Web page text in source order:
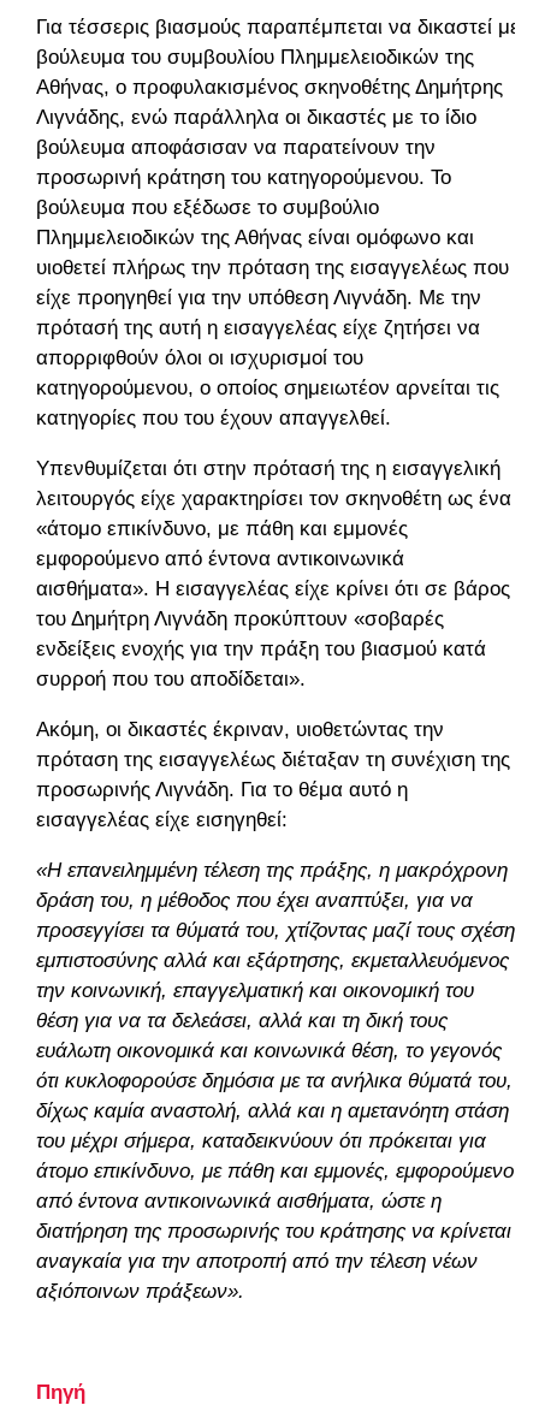
Για τέσσερις βιασμούς παραπέμπεται να δικαστεί με
βούλευμα του συμβουλίου Πλημμελειοδικών της
Αθήνας, ο προφυλακισμένος σκηνοθέτης Δημήτρης
Λιγνάδης, ενώ παράλληλα οι δικαστές με το ίδιο
βούλευμα αποφάσισαν να παρατείνουν την
προσωρινή κράτηση του κατηγορούμενου. Το
βούλευμα που εξέδωσε το συμβούλιο
Πλημμελειοδικών της Αθήνας είναι ομόφωνο και
υιοθετεί πλήρως την πρόταση της εισαγγελέως που
είχε προηγηθεί για την υπόθεση Λιγνάδη. Με την
πρότασή της αυτή η εισαγγελέας είχε ζητήσει να
απορριφθούν όλοι οι ισχυρισμοί του
κατηγορούμενου, ο οποίος σημειωτέον αρνείται τις
κατηγορίες που του έχουν απαγγελθεί.
Υπενθυμίζεται ότι στην πρότασή της η εισαγγελική
λειτουργός είχε χαρακτηρίσει τον σκηνοθέτη ως ένα
«άτομο επικίνδυνο, με πάθη και εμμονές
εμφορούμενο από έντονα αντικοινωνικά
αισθήματα». Η εισαγγελέας είχε κρίνει ότι σε βάρος
του Δημήτρη Λιγνάδη προκύπτουν «σοβαρές
ενδείξεις ενοχής για την πράξη του βιασμού κατά
συρροή που του αποδίδεται».
Ακόμη, οι δικαστές έκριναν, υιοθετώντας την
πρόταση της εισαγγελέως διέταξαν τη συνέχιση της
προσωρινής Λιγνάδη. Για το θέμα αυτό η
εισαγγελέας είχε εισηγηθεί:
«Η επανειλημμένη τέλεση της πράξης, η μακρόχρονη
δράση του, η μέθοδος που έχει αναπτύξει, για να
προσεγγίσει τα θύματά του, χτίζοντας μαζί τους σχέση
εμπιστοσύνης αλλά και εξάρτησης, εκμεταλλευόμενος
την κοινωνική, επαγγελματική και οικονομική του
θέση για να τα δελεάσει, αλλά και τη δική τους
ευάλωτη οικονομικά και κοινωνικά θέση, το γεγονός
ότι κυκλοφορούσε δημόσια με τα ανήλικα θύματά του,
δίχως καμία αναστολή, αλλά και η αμετανόητη στάση
του μέχρι σήμερα, καταδεικνύουν ότι πρόκειται για
άτομο επικίνδυνο, με πάθη και εμμονές, εμφορούμενο
από έντονα αντικοινωνικά αισθήματα, ώστε η
διατήρηση της προσωρινής του κράτησης να κρίνεται
αναγκαία για την αποτροπή από την τέλεση νέων
αξιόποινων πράξεων».
Πηγή